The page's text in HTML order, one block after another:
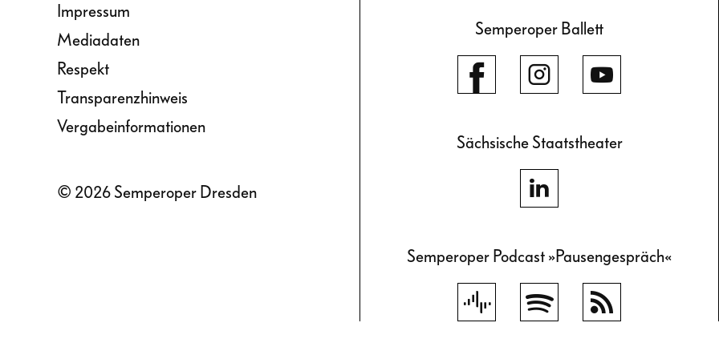
Impressum
Mediadaten
Respekt
Transparenzhinweis
Vergabeinformationen
© 2026 Semperoper Dresden
Semperoper Ballett
Sächsische Staatstheater
Semperoper Podcast »Pausengespräch«